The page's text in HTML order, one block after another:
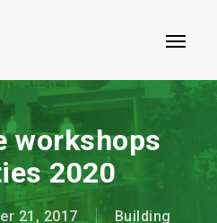
workshops
2020
21, 2017
Building